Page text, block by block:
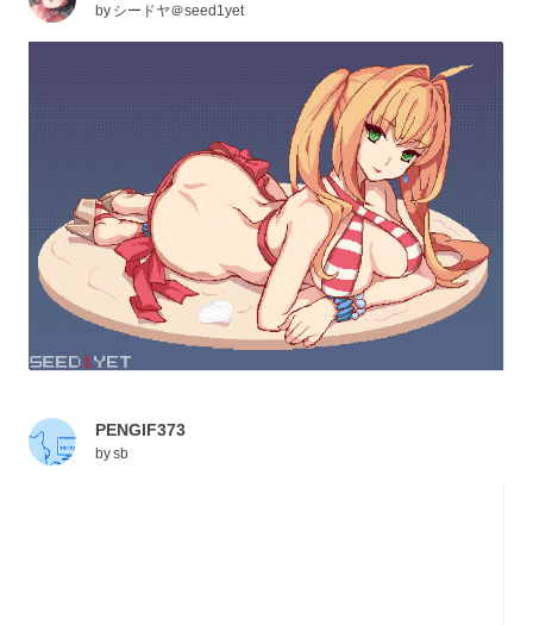
by シードヤ＠seed1yet
PENGIF373
bysb